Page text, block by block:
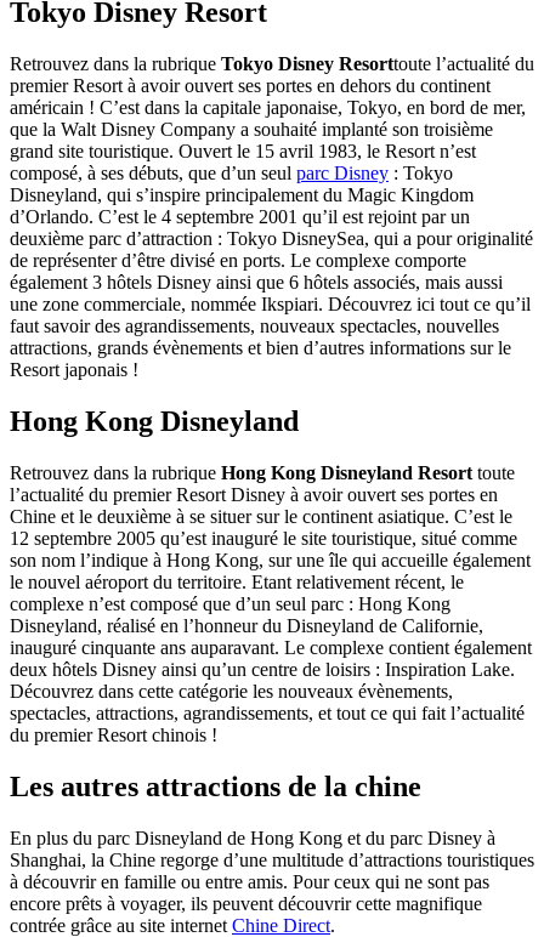
Tokyo Disney Resort
Retrouvez dans la rubrique Tokyo Disney Resorttoute l’actualité du
premier Resort à avoir ouvert ses portes en dehors du continent
américain ! C’est dans la capitale japonaise, Tokyo, en bord de mer,
que la Walt Disney Company a souhaité implanté son troisième
grand site touristique. Ouvert le 15 avril 1983, le Resort n’est
composé, à ses débuts, que d’un seul parc Disney : Tokyo
Disneyland, qui s’inspire principalement du Magic Kingdom
d’Orlando. C’est le 4 septembre 2001 qu’il est rejoint par un
deuxième parc d’attraction : Tokyo DisneySea, qui a pour originalité
de représenter d’être divisé en ports. Le complexe comporte
également 3 hôtels Disney ainsi que 6 hôtels associés, mais aussi
une zone commerciale, nommée Ikspiari. Découvrez ici tout ce qu’il
faut savoir des agrandissements, nouveaux spectacles, nouvelles
attractions, grands évènements et bien d’autres informations sur le
Resort japonais !
Hong Kong Disneyland
Retrouvez dans la rubrique Hong Kong Disneyland Resort toute
l’actualité du premier Resort Disney à avoir ouvert ses portes en
Chine et le deuxième à se situer sur le continent asiatique. C’est le
12 septembre 2005 qu’est inauguré le site touristique, situé comme
son nom l’indique à Hong Kong, sur une île qui accueille également
le nouvel aéroport du territoire. Etant relativement récent, le
complexe n’est composé que d’un seul parc : Hong Kong
Disneyland, réalisé en l’honneur du Disneyland de Californie,
inauguré cinquante ans auparavant. Le complexe contient également
deux hôtels Disney ainsi qu’un centre de loisirs : Inspiration Lake.
Découvrez dans cette catégorie les nouveaux évènements,
spectacles, attractions, agrandissements, et tout ce qui fait l’actualité
du premier Resort chinois !
Les autres attractions de la chine
En plus du parc Disneyland de Hong Kong et du parc Disney à
Shanghai, la Chine regorge d’une multitude d’attractions touristiques
à découvrir en famille ou entre amis. Pour ceux qui ne sont pas
encore prêts à voyager, ils peuvent découvrir cette magnifique
contrée grâce au site internet Chine Direct.